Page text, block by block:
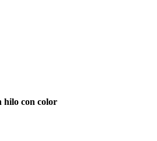
hilo con color